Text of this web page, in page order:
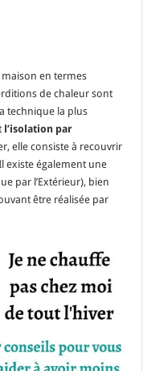
maison en termes
de chaleur sont
technique la plus
l’isolation par
elle consiste à recouvrir
existe également une
par l’Extérieur), bien
être réalisée par